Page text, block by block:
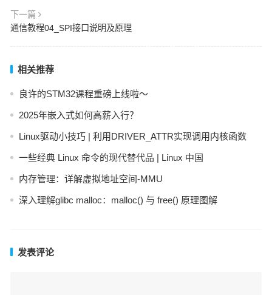
下一篇
通信教程04_SPI接口说明及原理
相关推荐
良许的STM32课程重磅上线啦～
2025年嵌入式如何高薪入行？
Linux驱动小技巧 | 利用DRIVER_ATTR实现调用内核函数
一些经典 Linux 命令的现代替代品 | Linux 中国
内存管理：详解虚拟地址空间-MMU
深入理解glibc malloc：malloc() 与 free() 原理图解
发表评论